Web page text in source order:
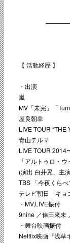
【 活動経歴 】
・出演
嵐
MV「未完」「
屋良朝幸
LIVE TOUR
青山テルマ
LIVE TOUR 2014
「アルトゥロ・ウ
(演出 白井晃、主
TBS 「今夜くらべ
テレビ朝日「キョ
・MV,LIVE振付
9nine ／倖田來未
・舞台映画振付
Netflix映画『浅草